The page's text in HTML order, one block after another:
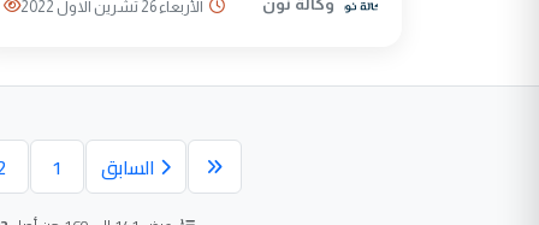
وكالة نون الأربعاء 26 تشرين الاول 2022
السابق 1